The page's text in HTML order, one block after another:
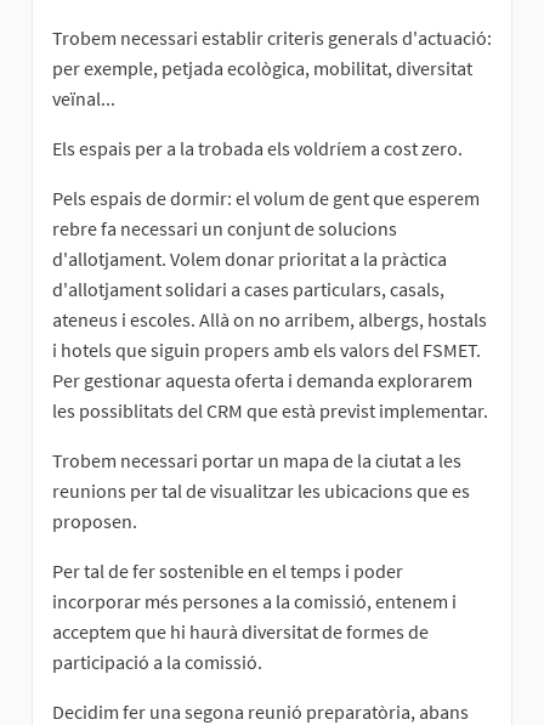
Trobem necessari establir criteris generals d'actuació:
per exemple, petjada ecològica, mobilitat, diversitat
veïnal...
Els espais per a la trobada els voldríem a cost zero.
Pels espais de dormir: el volum de gent que esperem
rebre fa necessari un conjunt de solucions
d'allotjament. Volem donar prioritat a la pràctica
d'allotjament solidari a cases particulars, casals,
ateneus i escoles. Allà on no arribem, albergs, hostals
i hotels que siguin propers amb els valors del FSMET.
Per gestionar aquesta oferta i demanda explorarem
les possiblitats del CRM que està previst implementar.
Trobem necessari portar un mapa de la ciutat a les
reunions per tal de visualitzar les ubicacions que es
proposen.
Per tal de fer sostenible en el temps i poder
incorporar més persones a la comissió, entenem i
acceptem que hi haurà diversitat de formes de
participació a la comissió.
Decidim fer una segona reunió preparatòria, abans